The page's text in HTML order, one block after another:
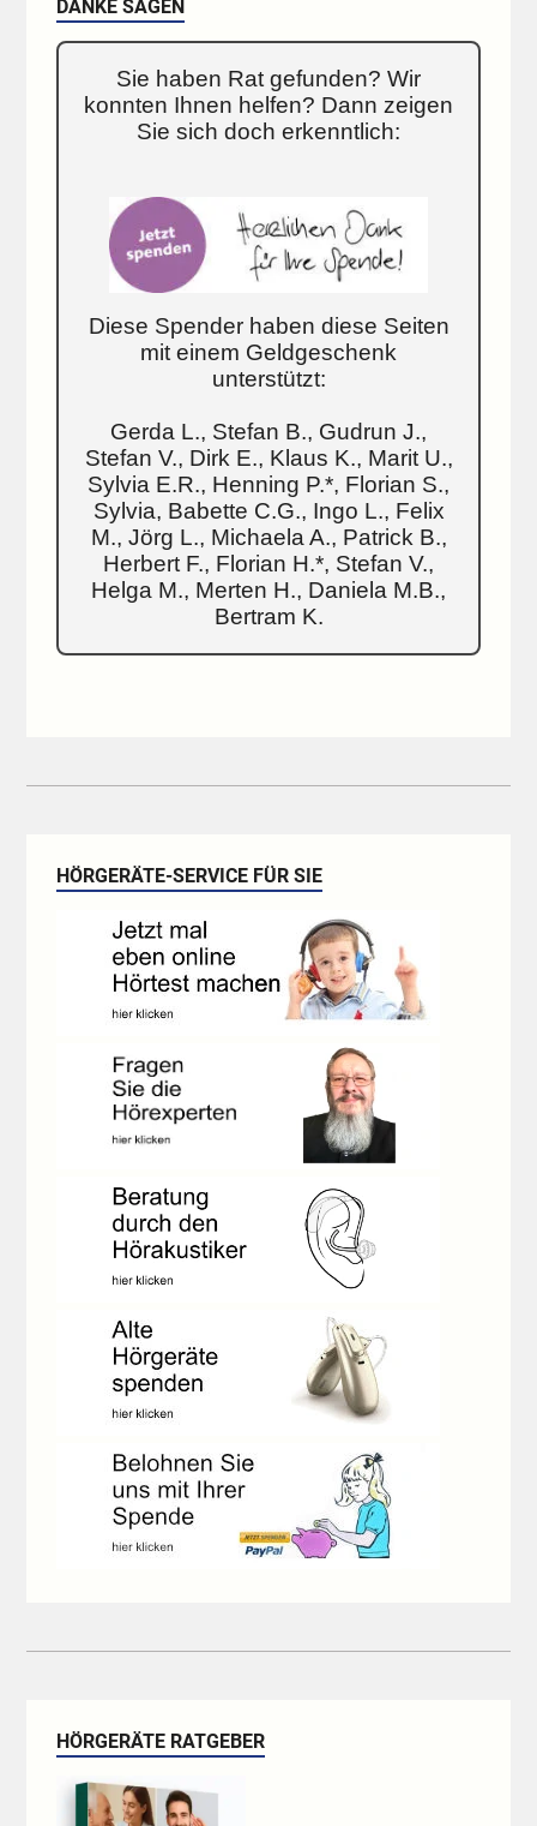
DANKE SAGEN
Sie haben Rat gefunden? Wir
konnten Ihnen helfen? Dann zeigen
Sie sich doch erkenntlich:
Diese Spender haben diese Seiten
mit einem Geldgeschenk
unterstützt:
Gerda L., Stefan B., Gudrun J.,
Stefan V., Dirk E., Klaus K., Marit U.,
Sylvia E.R., Henning P.*, Florian S.,
Sylvia, Babette C.G., Ingo L., Felix
M., Jörg L., Michaela A., Patrick B.,
Herbert F., Florian H.*, Stefan V.,
Helga M., Merten H., Daniela M.B.,
Bertram K.
HÖRGERÄTE-SERVICE FÜR SIE
HÖRGERÄTE RATGEBER